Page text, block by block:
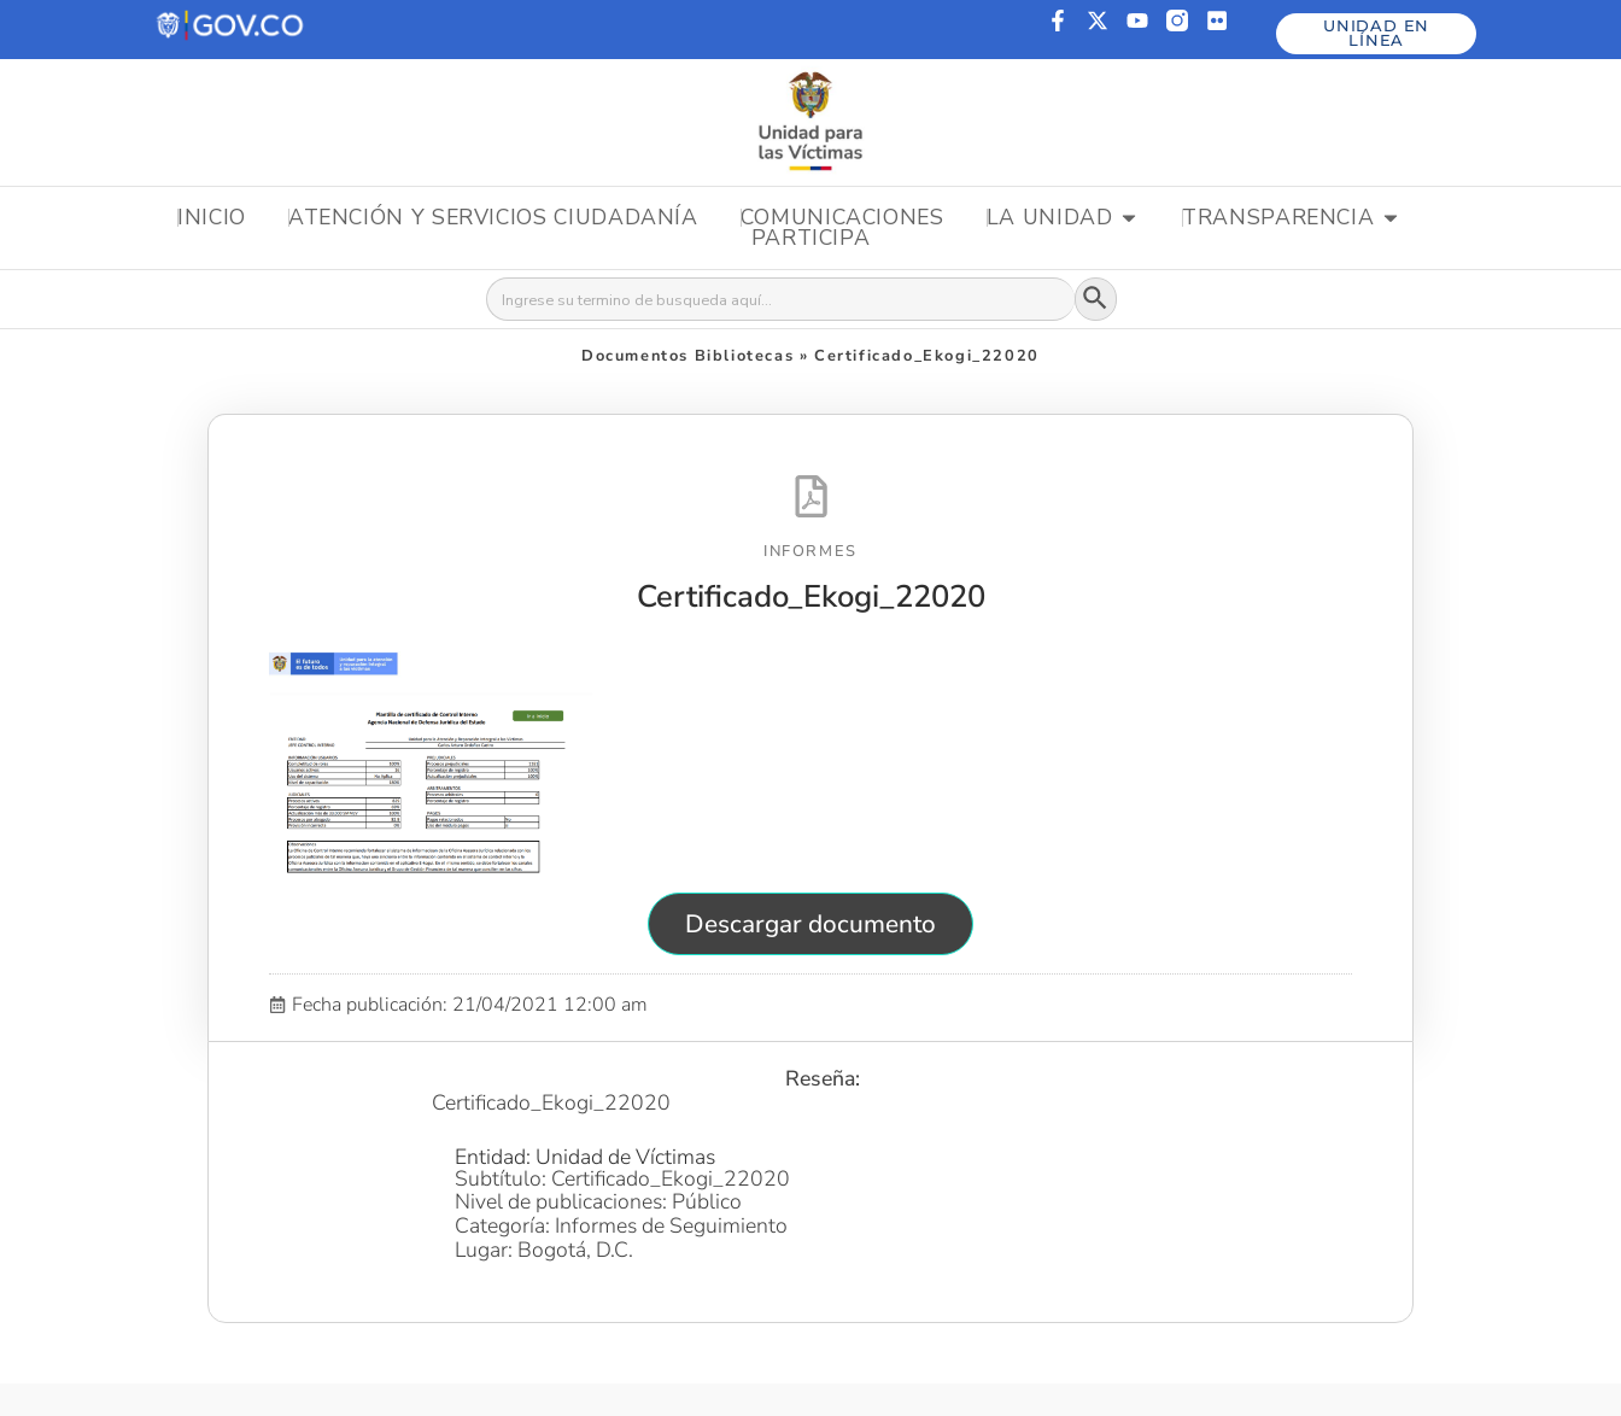
UNIDAD EN
LÍNEA
INICIO ATENCIÓN Y SERVICIOS CIUDADANÍA COMUNICACIONES LA UNIDAD TRANSPARENCIA
PARTICIPA
Buscar: Botón de búsqueda
Documentos Bibliotecas »Certificado_Ekogi_22020
INFORMES
Certificado_Ekogi_22020
Descargar documento
Fecha publicación: 21/04/2021 12:00 am
Reseña:
Certificado_Ekogi_22020
Entidad: Unidad de Víctimas
Subtítulo: Certificado_Ekogi_22020
Nivel de publicaciones: Público
Categoría: Informes de Seguimiento
Lugar: Bogotá, D.C.